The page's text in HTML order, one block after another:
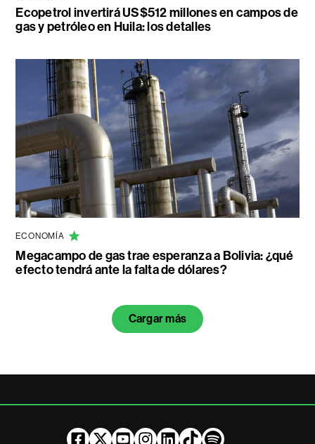
Ecopetrol invertirá US$512 millones en campos de
gas y petróleo en Huila: los detalles
ECONOMÍA
Megacampo de gas trae esperanza a Bolivia: ¿qué
efecto tendrá ante la falta de dólares?
Cargar más